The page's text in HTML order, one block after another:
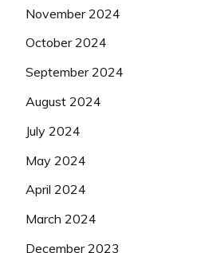
November 2024
October 2024
September 2024
August 2024
July 2024
May 2024
April 2024
March 2024
December 2023